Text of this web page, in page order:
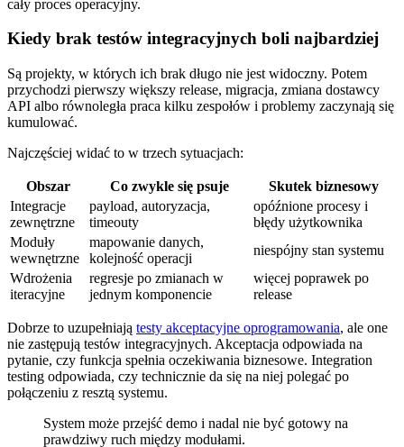
cały proces operacyjny.
Kiedy brak testów integracyjnych boli najbardziej
Są projekty, w których ich brak długo nie jest widoczny. Potem
przychodzi pierwszy większy release, migracja, zmiana dostawcy
API albo równoległa praca kilku zespołów i problemy zaczynają się
kumulować.
Najczęściej widać to w trzech sytuacjach:
Obszar Co zwykle się psuje
Skutek biznesowy
Integracje
zewnętrzne
payload, autoryzacja,
timeouty
opóźnione procesy i
błędy użytkownika
Moduły
wewnętrzne
mapowanie danych,
kolejność operacji
niespójny stan systemu
Wdrożenia
iteracyjne
regresje po zmianach w
jednym komponencie
więcej poprawek po
release
Dobrze to uzupełniają testy akceptacyjne oprogramowania, ale one
nie zastępują testów integracyjnych. Akceptacja odpowiada na
pytanie, czy funkcja spełnia oczekiwania biznesowe. Integration
testing odpowiada, czy technicznie da się na niej polegać po
połączeniu z resztą systemu.
System może przejść demo i nadal nie być gotowy na
prawdziwy ruch między modułami.